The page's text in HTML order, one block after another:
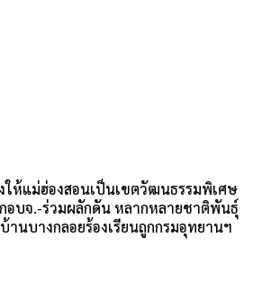
ให้แม่ฮ่องสอนเป็นเขตวัฒนธรรมพิเศษ
อบจ.-ร่วมผลักดัน หลากหลายชาติพันธุ์
นบางกลอยร้องเรียนถูกกรมอุทยานฯ